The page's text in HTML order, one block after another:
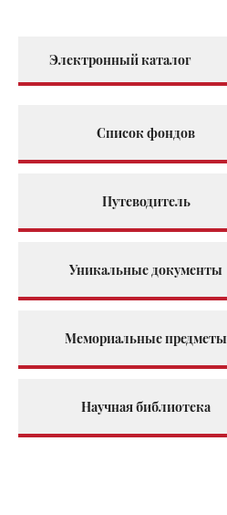
Электронный каталог
Список фондов
Путеводитель
Уникальные документы
Мемориальные предметы
Научная библиотека